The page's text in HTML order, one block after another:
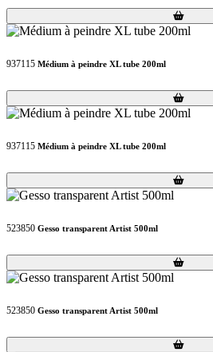
Loading...
Loading...
937115 Médium à peindre XL tube 200ml
Loading...
Loading...
937115 Médium à peindre XL tube 200ml
Loading...
Loading...
523850 Gesso transparent Artist 500ml
Loading...
Loading...
523850 Gesso transparent Artist 500ml
Loading...
Loading...